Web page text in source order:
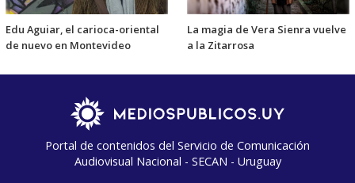
Edu Aguiar, el carioca-oriental
de nuevo en Montevideo
La magia de Vera Sienra vuelve
a la Zitarrosa
Portal de contenidos del Servicio de Comunicación
Audiovisual Nacional - SECAN - Uruguay